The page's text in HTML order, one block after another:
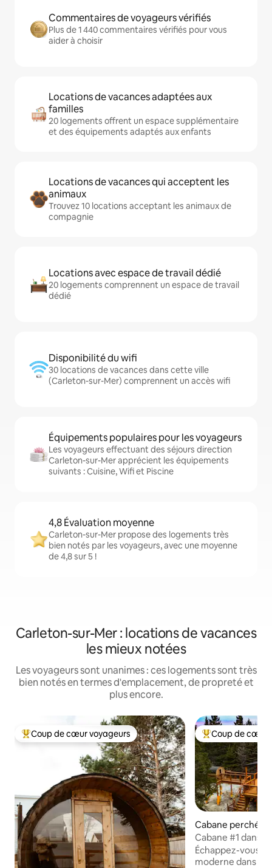
Commentaires de voyageurs vérifiés
Plus de 1 440 commentaires vérifiés pour vous
aider à choisir
Locations de vacances adaptées aux
familles
20 logements offrent un espace supplémentaire
et des équipements adaptés aux enfants
Locations de vacances qui acceptent les
animaux
Trouvez 10 locations acceptant les animaux de
compagnie
Locations avec espace de travail dédié
20 logements comprennent un espace de travail
dédié
Disponibilité du wifi
30 locations de vacances dans cette ville
(Carleton-sur-Mer) comprennent un accès wifi
Équipements populaires pour les voyageurs
Les voyageurs effectuant des séjours direction
Carleton-sur-Mer apprécient les équipements
suivants : Cuisine, Wifi et Piscine
4,8 Évaluation moyenne
Carleton-sur-Mer propose des logements très
bien notés par les voyageurs, avec une moyenne
de 4,8 sur 5 !
Carleton-sur-Mer : locations de vacances
les mieux notées
Les voyageurs sont unanimes : ces logements sont très
bien notés en termes d'emplacement, de propreté et
plus encore.
Coups de cœur voyageurs les plus appréciés
Coup de cœur voyageurs Coups de cœur
Coup de cœur
Cabane perchée
Cabane #1 dans
spa
Échappez-vous
moderne dans